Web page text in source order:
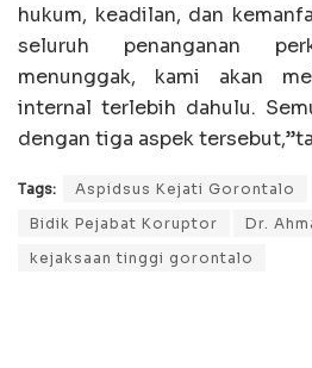
hukum, keadilan, dan
seluruh penanganan
menunggak, kami akan
internal terlebih dahulu.
dengan tiga aspek
Tags:
Aspidsus Kejati Gorontalo
Bidik Pejabat Koruptor
Dr.
kejaksaan tinggi gorontalo